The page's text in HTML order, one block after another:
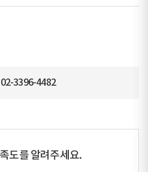
3396-4482
도를 알려주세요.